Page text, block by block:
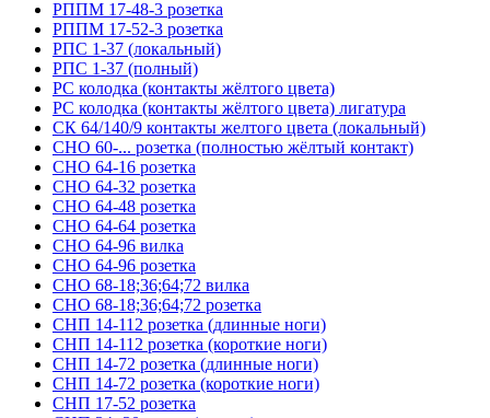
РППМ 17-48-3 розетка
РППМ 17-52-3 розетка
РПС 1-37 (локальный)
РПС 1-37 (полный)
РС колодка (контакты жёлтого цвета)
РС колодка (контакты жёлтого цвета) лигатура
СК 64/140/9 контакты желтого цвета (локальный)
СНО 60-... розетка (полностью жёлтый контакт)
СНО 64-16 розетка
СНО 64-32 розетка
СНО 64-48 розетка
СНО 64-64 розетка
СНО 64-96 вилка
СНО 64-96 розетка
СНО 68-18;36;64;72 вилка
СНО 68-18;36;64;72 розетка
СНП 14-112 розетка (длинные ноги)
СНП 14-112 розетка (короткие ноги)
СНП 14-72 розетка (длинные ноги)
СНП 14-72 розетка (короткие ноги)
СНП 17-52 розетка